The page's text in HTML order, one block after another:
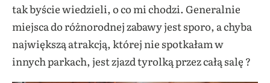
tak byście wiedzieli, o co mi chodzi. Generalnie
miejsca do różnorodnej zabawy jest sporo, a chyba
największą atrakcją, której nie spotkałam w
innych parkach, jest zjazd tyrolką przez całą salę ?